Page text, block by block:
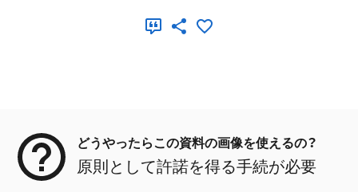
どうやったらこの資料の画像を使えるの？
原則として許諾を得る手続が必要